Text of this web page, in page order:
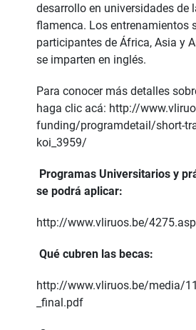
desarrollo en universidades de
flamenca. Los entrenamientos
participantes de África, Asia y
se imparten en inglés.
Para conocer más detalles
haga clic acá: http://
funding/programdetail/short-
koi_3959/
Programas Universitarios y
se podrá aplicar:
http://www.vliruos.be/
Qué cubren las becas:
http://www.vliruos.be/media/
_final.pdf